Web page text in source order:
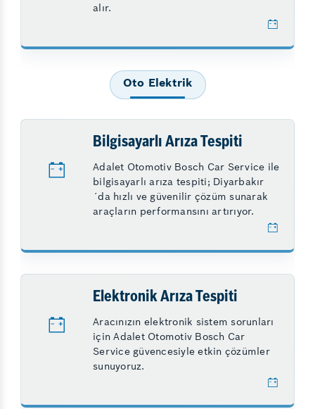
alır.
Oto Elektrik
Bilgisayarlı Arıza Tespiti
Adalet Otomotiv Bosch Car Service ile
bilgisayarlı arıza tespiti; Diyarbakır
´da hızlı ve güvenilir çözüm sunarak
araçların performansını artırıyor.
Elektronik Arıza Tespiti
Aracınızın elektronik sistem sorunları
için Adalet Otomotiv Bosch Car
Service güvencesiyle etkin çözümler
sunuyoruz.